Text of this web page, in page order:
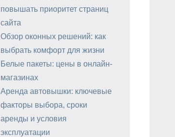
повышать приоритет страниц
сайта
Обзор оконных решений: как
выбрать комфорт для жизни
Белые пакеты: цены в онлайн-
магазинах
Аренда автовышки: ключевые
факторы выбора, сроки
аренды и условия
эксплуатации